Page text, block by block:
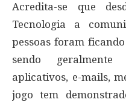
Acredita-se que
Tecnologia a
pessoas foram
sendo
aplicativos, e-mails,
jogo tem